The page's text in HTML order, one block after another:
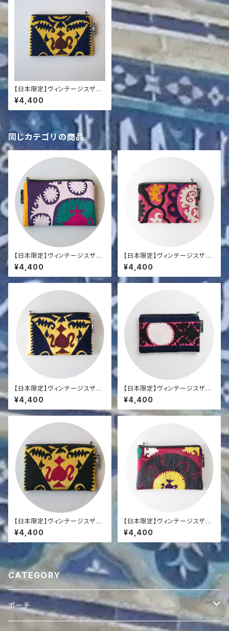
【日本限定】ヴィンテージスザニ
ポーチ
¥4,400
同じカテゴリの商品
【日本限定】ヴィンテージスザニ
ポーチ
¥4,400
【日本限定】ヴィンテージスザニ
ポーチ
¥4,400
【日本限定】ヴィンテージスザニ
ポーチ
¥4,400
【日本限定】ヴィンテージスザニ
ポーチ
¥4,400
【日本限定】ヴィンテージスザニ
ポーチ
¥4,400
【日本限定】ヴィンテージスザニ
ポーチ
¥4,400
CATEGORY
ポーチ